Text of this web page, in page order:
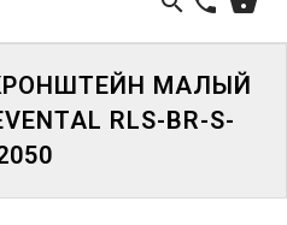
КРОНШТЕЙН МАЛЫЙ
RLS-BR-S-